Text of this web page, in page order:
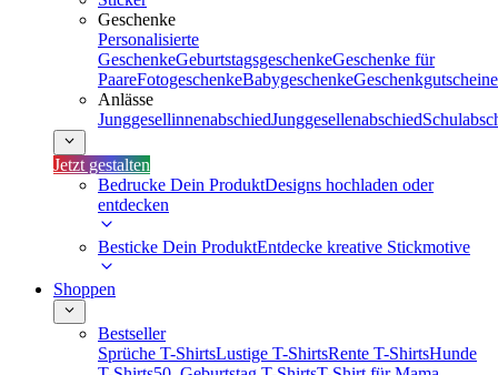
Geschenke
Personalisierte
GeschenkeGeburtstagsgeschenkeGeschenke für
PaareFotogeschenkeBabygeschenkeGeschenkgutscheine
Anlässe
JunggesellinnenabschiedJunggesellenabschied
Jetzt gestalten
Bedrucke Dein ProduktDesigns hochladen oder
entdecken
Besticke Dein ProduktEntdecke kreative Stickmotive
Shoppen
Bestseller
Sprüche T-ShirtsLustige T-ShirtsRente T-ShirtsHunde